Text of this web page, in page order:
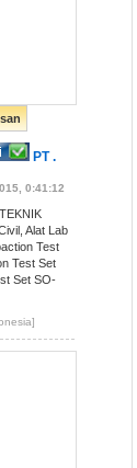
PT .
0:41:12
Alat Lab
Test
Test Set
Set SO-